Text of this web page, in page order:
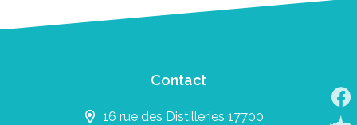
Contact
16 rue des Distilleries 17700